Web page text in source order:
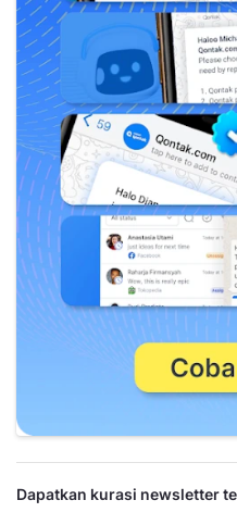
Dapatkan kurasi newsletter